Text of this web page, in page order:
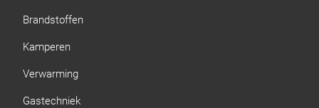
Brandstoffen
Kamperen
Verwarming
Gastechniek